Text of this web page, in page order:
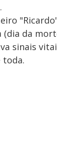
da
sinais
toda.